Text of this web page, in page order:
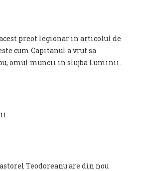
preot legionar in articolul de
cum Capitanul a vrut sa
omul muncii in slujba Luminii.
Teodoreanu are din nou